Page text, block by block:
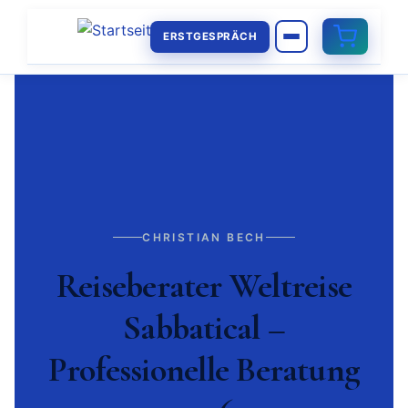
ERSTGESPRÄCH
CHRISTIAN BECH
Reiseberater Weltreise
Sabbatical –
Professionelle Beratung